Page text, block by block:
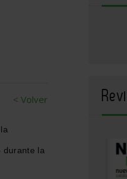
< Volver
durante la